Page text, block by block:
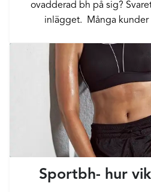
ovadderad bh på sig?
inlägget. Många kunder
Sportbh- hur